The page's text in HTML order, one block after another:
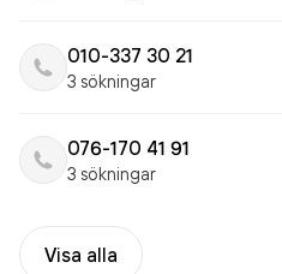
010-337 30 21
3 sökningar
076-170 41 91
3 sökningar
Visa alla